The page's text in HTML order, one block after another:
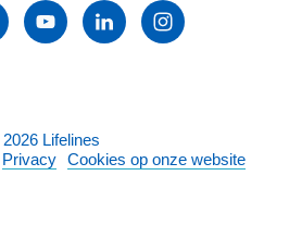
2026 Lifelines
Privacy Cookies op onze website